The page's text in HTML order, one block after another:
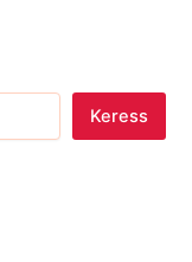
Keress